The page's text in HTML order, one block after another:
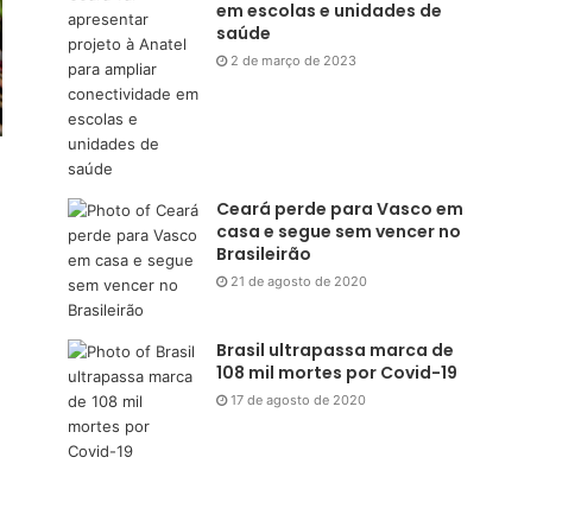
em escolas e unidades de
saúde
2 de março de 2023
Ceará perde para Vasco em
casa e segue sem vencer no
Brasileirão
21 de agosto de 2020
Brasil ultrapassa marca de
108 mil mortes por Covid-19
17 de agosto de 2020